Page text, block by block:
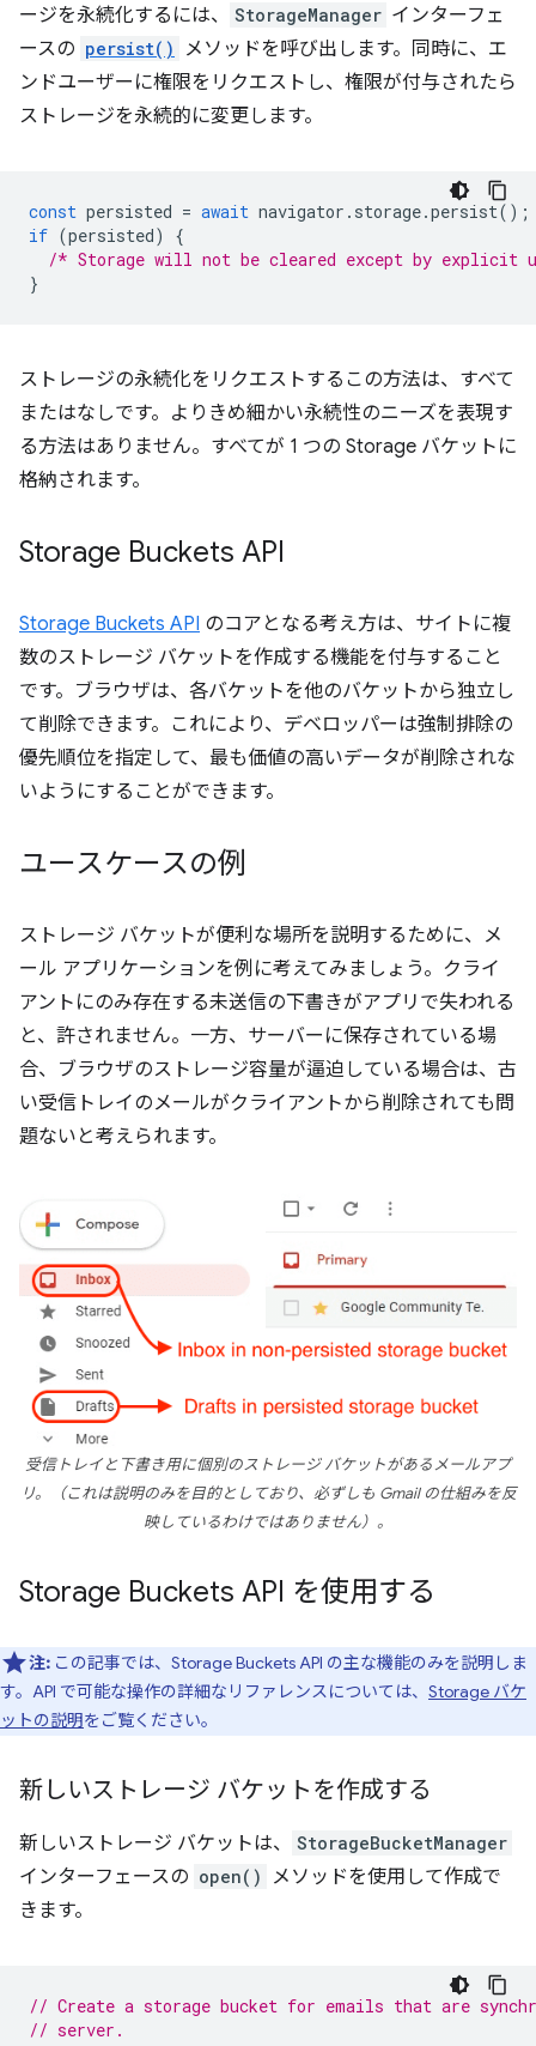
ージを永続化するには、
StorageManager インターフェ
ースの persist()
メソッドを呼び出します。同時に、エ
ンドユーザーに権限をリクエストし、権限が付与されたら
ストレージを永続的に変更します。
const persisted = await navigator . storage.persist();
if (persisted)
{
/* Storage will not be cleared except by explicit
}
ストレージの永続化をリクエストするこの方法は、すべて
またはなしです。よりきめ細かい永続性のニーズを表現す
る方法はありません。すべてが 1 つの Storage バケットに
格納されます。
Storage Buckets API
Storage Buckets API のコアとなる考え方は、サイトに複
数のストレージ バケットを作成する機能を付与すること
です。ブラウザは、各バケットを他のバケットから独立し
て削除できます。これにより、デベロッパーは強制排除の
優先順位を指定して、最も価値の高いデータが削除されな
いようにすることができます。
ユースケースの例
ストレージ バケットが便利な場所を説明するために、メ
ール アプリケーションを例に考えてみましょう。クライ
アントにのみ存在する未送信の下書きがアプリで失われる
と、許されません。一方、サーバーに保存されている場
合、ブラウザのストレージ容量が逼迫している場合は、古
い受信トレイのメールがクライアントから削除されても問
題ないと考えられます。
受信トレイと下書き用に個別のストレージ バケットがあるメールアプ
リ。（これは説明のみを目的としており、必ずしも Gmail の仕組みを反
映しているわけではありません）。
Storage Buckets API を使用する
注: この記事では、Storage Buckets API の主な機能のみを説明しま
す。API で可能な操作の詳細なリファレンスについては、 Storage バケ
ットの説明をご覧ください。
新しいストレージ バケットを作成する
新しいストレージ バケットは、 StorageBucketManager
インターフェースの open()
メソッドを使用して作成で
きます。
// Create a storage bucket for emails that are
// server.